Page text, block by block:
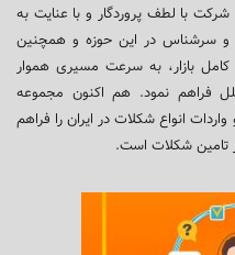
با لطف پروردگار و با عنایت به
و سرشناس در این حوزه و همچنین
بازار، به سرعت مسیری هموار
فراهم نمود. هم اکنون مجموعه
انواع شکلات در ایران را فراهم
تامین شکلات است.